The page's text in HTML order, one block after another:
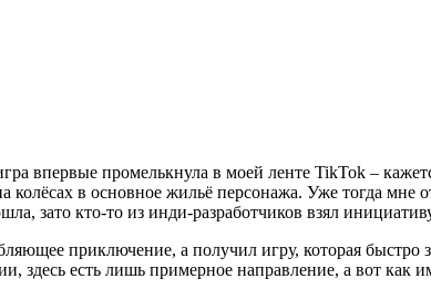
впервые промелькнула в моей ленте TikTok –
колёсах в основное жильё персонажа. Уже тогда мне
зато кто-то из инди-разработчиков взял
приключение, а получил игру, которая быстро
есть лишь примерное направление, а вот как